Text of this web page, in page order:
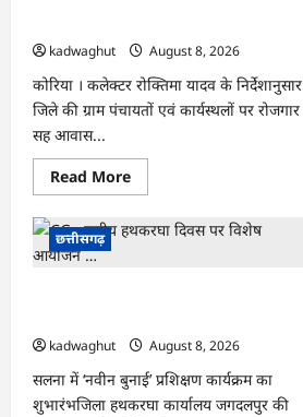
महुआ
व
एमपी
की
जब्त
…
kadwaghut
August 8, 2026
कोरिया । कलेक्टर रोक्तिमा यादव के निर्देशानुसार
जिले की ग्राम पंचायतों एवं कार्यस्थलों पर रोजगार
सह आवास...
Read MoreRead
more
CG
:
दिवस
आयोजित
…
छत्तीसगढ़
kadwaghut
August 8, 2026
सलना में ‘नवीन बुनाई’ प्रशिक्षण कार्यक्रम का
शुभारंभजिला हथकरघा कार्यालय जगदलपुर की